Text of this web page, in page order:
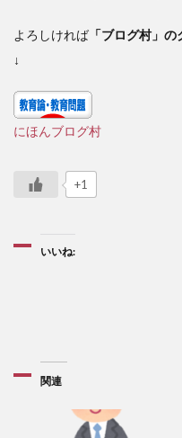
よろしければ 「ブログ村」の
↓
にほんブログ村
+1
いいね:
関連